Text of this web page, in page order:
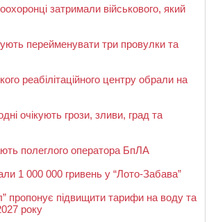
затримали військового, який
перейменувати три провулки та
реабілітаційного центру обрали на
очікують грози, зливи, град та
полеглого оператора БпЛА
1 000 000 гривень у “Лото-Забава”
пропонує підвищити тарифи на воду та
року